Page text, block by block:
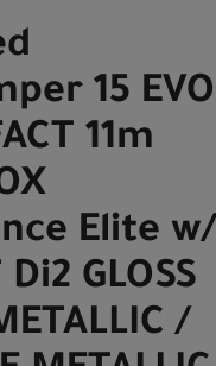
15 EVO
11m
Elite w/
GLOSS
/